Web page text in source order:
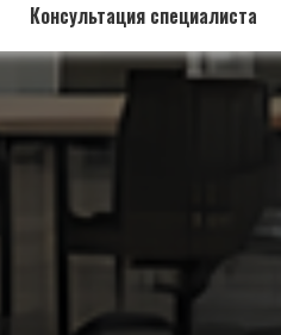
Консультация специалиста